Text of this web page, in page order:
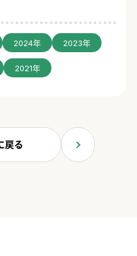
2024年 2023年
2021年
戻る